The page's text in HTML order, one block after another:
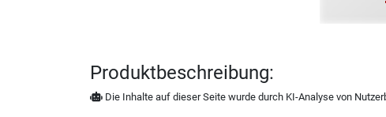
Produktbeschreibung:
Die Inhalte auf dieser Seite wurde durch KI-Analyse von